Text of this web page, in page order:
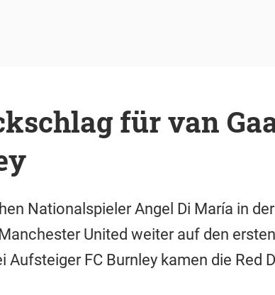
für van
Nationalspieler Angel Di María in
United weiter auf den
Aufsteiger FC Burnley kamen die Red